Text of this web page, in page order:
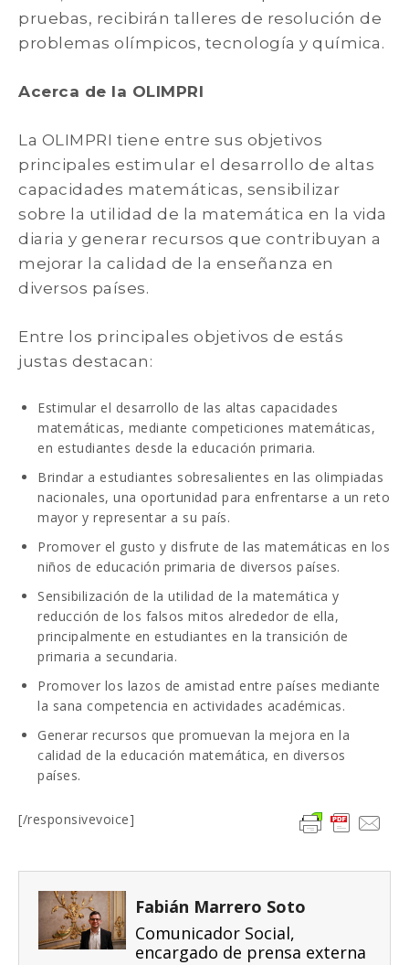
pruebas, recibirán talleres de resolución de
problemas olímpicos, tecnología y química.
Acerca de la OLIMPRI
La OLIMPRI tiene entre sus objetivos
principales estimular el desarrollo de altas
capacidades matemáticas, sensibilizar
sobre la utilidad de la matemática en la vida
diaria y generar recursos que contribuyan a
mejorar la calidad de la enseñanza en
diversos países.
Entre los principales objetivos de estás
justas destacan:
Estimular el desarrollo de las altas capacidades
matemáticas, mediante competiciones matemáticas,
en estudiantes desde la educación primaria.
Brindar a estudiantes sobresalientes en las olimpiadas
nacionales, una oportunidad para enfrentarse a un reto
mayor y representar a su país.
Promover el gusto y disfrute de las matemáticas en los
niños de educación primaria de diversos países.
Sensibilización de la utilidad de la matemática y
reducción de los falsos mitos alrededor de ella,
principalmente en estudiantes en la transición de
primaria a secundaria.
Promover los lazos de amistad entre países mediante
la sana competencia en actividades académicas.
Generar recursos que promuevan la mejora en la
calidad de la educación matemática, en diversos
países.
[/responsivevoice]
Fabián Marrero Soto
Comunicador Social,
encargado de prensa externa